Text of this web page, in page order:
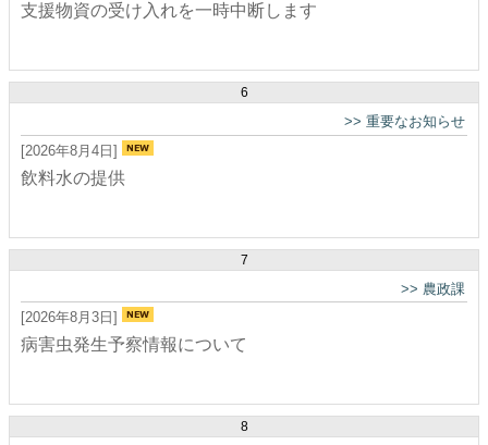
支援物資の受け入れを一時中断します
6
>> 重要なお知らせ
[2026年8月4日]
飲料水の提供
7
>> 農政課
[2026年8月3日]
病害虫発生予察情報について
8